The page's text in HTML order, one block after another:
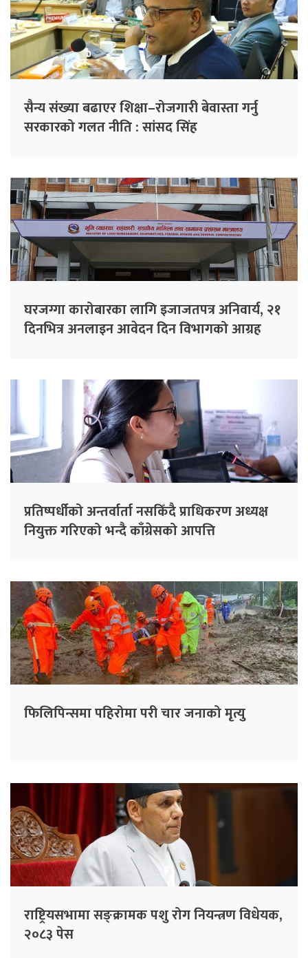
सैन्य संख्या बढाएर शिक्षा–रोजगारी बेवास्ता गर्नु
सरकारको गलत नीति : सांसद सिंह
घरजग्गा कारोबारका लागि इजाजतपत्र अनिवार्य, २१
दिनभित्र अनलाइन आवेदन दिन विभागको आग्रह
प्रतिष्पर्धीको अन्तर्वार्ता नसकिँदै प्राधिकरण अध्यक्ष
नियुक्त गरिएको भन्दै काँग्रेसको आपत्ति
फिलिपिन्समा पहिरोमा परी चार जनाको मृत्यु
राष्ट्रियसभामा सङ्क्रामक पशु रोग नियन्त्रण विधेयक,
२०८३ पेस